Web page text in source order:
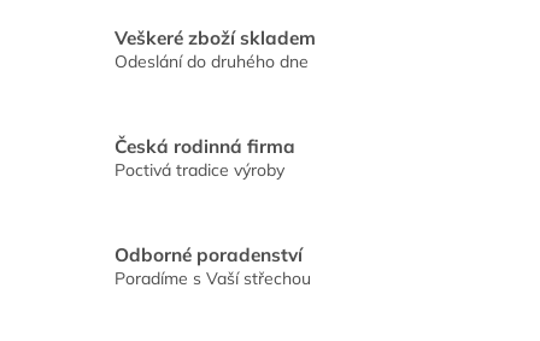
Veškeré zboží skladem
Odeslání do druhého dne
Česká rodinná firma
Poctivá tradice výroby
Odborné poradenství
Poradíme s Vaší střechou